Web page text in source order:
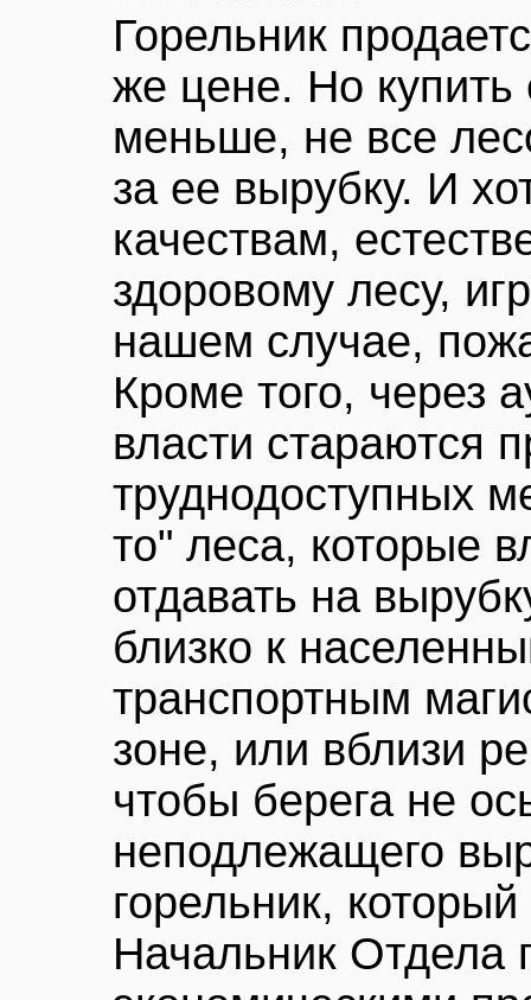
Горельник
же цене. Но купить
меньше, не все
за ее вырубку. И
качествам,
здоровому лесу,
нашем случае,
Кроме того, через
власти стараются
труднодоступных
то" леса, которые
отдавать на
близко к
транспортным
зоне, или вблизи
чтобы берега не
неподлежащего
горельник,
Начальник Отдела